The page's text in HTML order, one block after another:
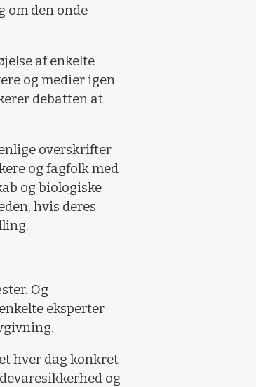
den onde
af enkelte
og medier igen
debatten at
overskrifter
og fagfolk med
og biologiske
hvis deres
Og
eksperter
hver dag konkret
og